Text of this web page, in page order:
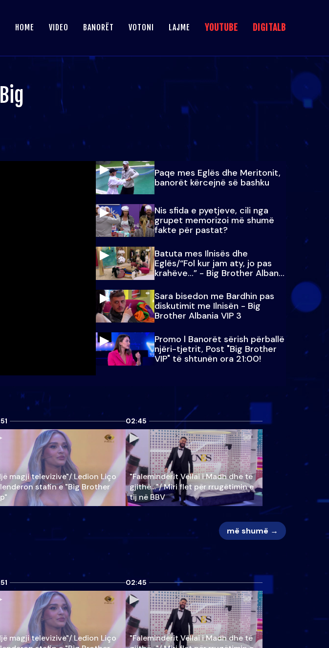
HOME VIDEO BANORËT VOTONI LAJME YOUTUBE DIGITALB
Paqe mes Eglës dhe Meritonit,
banorët kërcejnë së bashku
Nis sfida e pyetjeve, cili nga
grupet memorizoi më shumë
fakte për pastat?
Batuta mes Ilnisës dhe
Eglës/“Fol kur jam aty, jo pas
krahëve…” - Big Brother Albania
VIP 3
Sara bisedon me Bardhin pas
diskutimit me Ilnisën - Big
Brother Albania VIP 3
Promo l Banorët sërish përballë
njëri-tjetrit, Post "Big Brother
VIP" të shtunën ora 21:00!
magji televizive"/ Ledion Liço
stafin e "Big Brother
02:45
"Faleminderit Vëllai i Madh dhe të
gjithë…"/ Miri flet për rrugëtimin e
tij në BBV
më shumë →
magji televizive"/ Ledion Liço
02:45
"Faleminderit Vëllai i Madh dhe të